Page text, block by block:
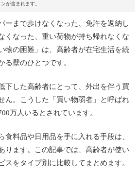
が含まれます。
ーまで歩けなくなった、免許を返納し
くなった、重い荷物が持ち帰れなくな
の困難」は、高齢者が在宅生活を続
る壁のひとつです。
下した高齢者にとって、外出を伴う買
ん。こうした「買い物弱者」と呼ばれ
万人いるとされています。
食料品や日用品を手に入れる手段は、
ります。この記事では、高齢者が使い
スをタイプ別に比較してまとめます。